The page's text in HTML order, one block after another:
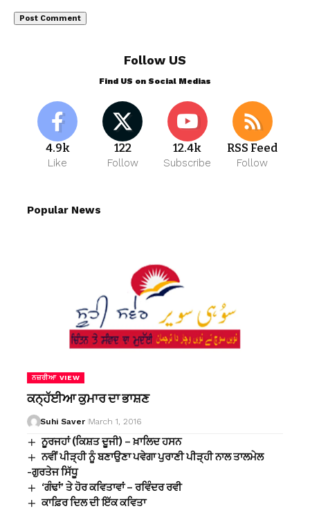
Follow US
Find US on Social Medias
4.9k
Like
122
Follow
12.4k
Subscribe
RSS Feed
Follow
Popular News
ਨਜ਼ਰੀਆ VIEW
ਕਨ੍ਹੱਈਆ ਕੁਮਾਰ ਦਾ ਭਾਸ਼ਣ
Suhi Saver March 1, 2016
ਨੂਰਜਹਾਂ (ਕਿਸ਼ਤ ਦੂਜੀ) – ਖ਼ਾਲਿਦ ਹਸਨ
ਨਵੀਂ ਪੀੜ੍ਹੀ ਨੂੰ ਬਣਾਉਣਾ ਪਵੇਗਾ ਪੁਰਾਣੀ ਪੀੜ੍ਹੀ ਨਾਲ ਤਾਲਮੇਲ
-ਗੁਰਤੇਜ ਸਿੱਧੂ
‘ਗੰਢਾਂ’ ਤੇ ਹੋਰ ਕਵਿਤਾਵਾਂ – ਰਵਿੰਦਰ ਰਵੀ
ਕਾਫ਼ਿਰ ਦਿਲ ਦੀ ਇੱਕ ਕਵਿਤਾ